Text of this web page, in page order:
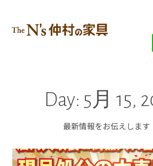
Day: 5月 15,
最新情報をお伝えします